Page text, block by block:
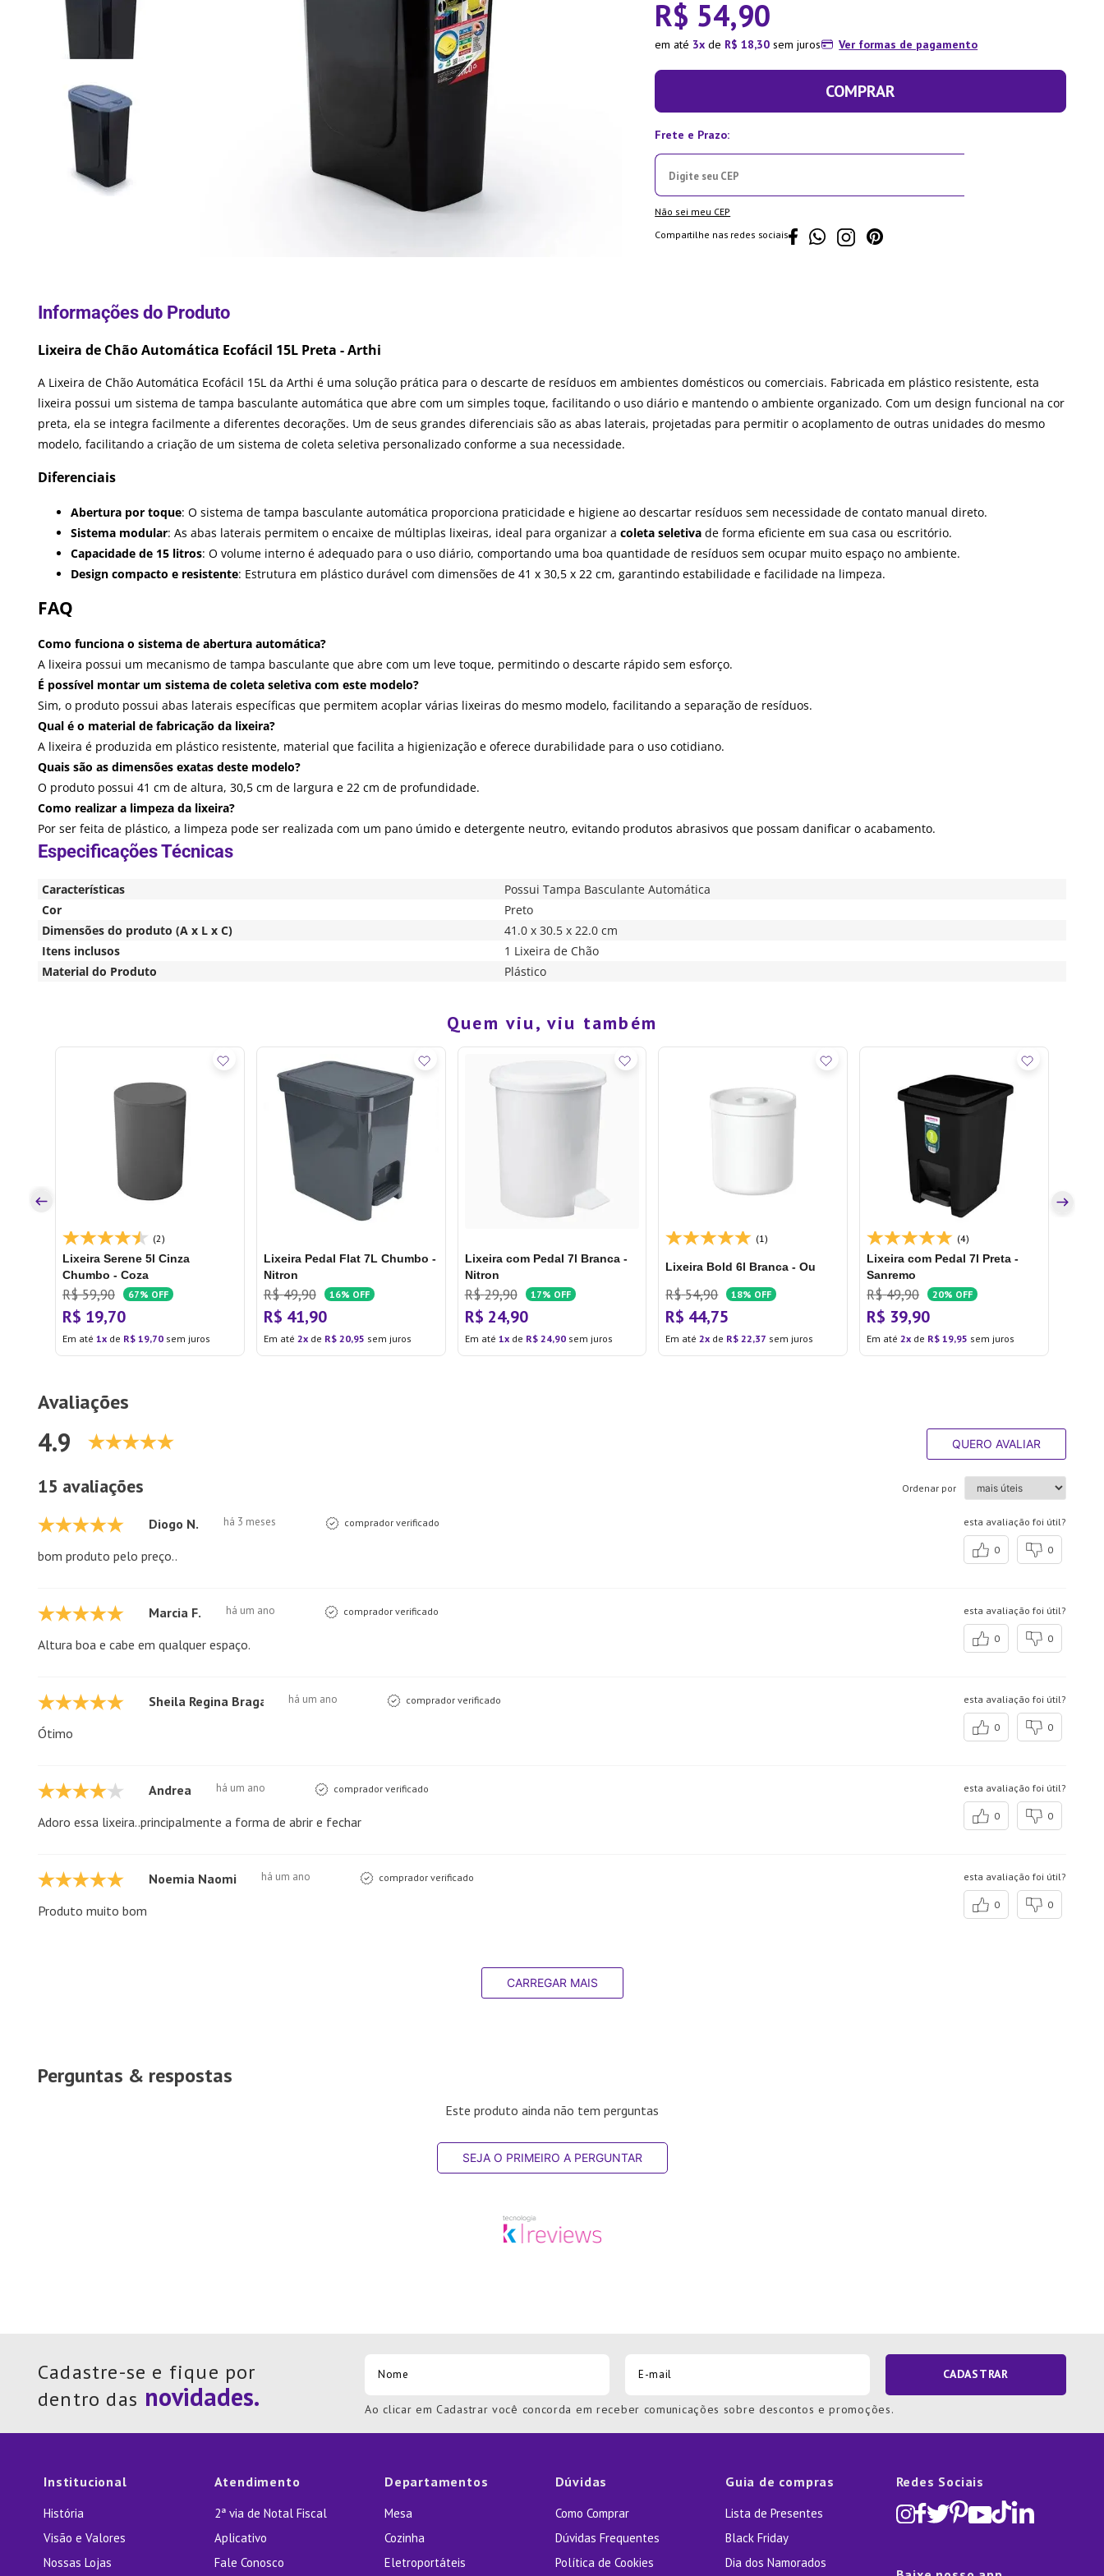
R$ 54,90
em até 3 de R$ 18,30 sem juros Ver formas de pagamento
COMPRAR
Não sei meu CEP
Compartilhe nas redes sociais
Lixeira de Chão Automática Ecofácil 15L Preta - Arthi
A Lixeira de Chão Automática Ecofácil 15L da Arthi é uma solução prática para o descarte de resíduos em ambientes domésticos ou comerciais. Fabricada em plástico resistente, esta
lixeira possui um sistema de tampa basculante automática que abre com um simples toque, facilitando o uso diário e mantendo o ambiente organizado. Com um design funcional na cor
preta, ela se integra facilmente a diferentes decorações. Um de seus grandes diferenciais são as abas laterais, projetadas para permitir o acoplamento de outras unidades do mesmo
modelo, facilitando a criação de um sistema de coleta seletiva personalizado conforme a sua necessidade.
Diferenciais
Abertura por toque: O sistema de tampa basculante automática proporciona praticidade e higiene ao descartar resíduos sem necessidade de contato manual direto.
Sistema modular: As abas laterais permitem o encaixe de múltiplas lixeiras, ideal para organizar a coleta seletiva de forma eficiente em sua casa ou escritório.
Capacidade de 15 litros: O volume interno é adequado para o uso diário, comportando uma boa quantidade de resíduos sem ocupar muito espaço no ambiente.
Design compacto e resistente: Estrutura em plástico durável com dimensões de 41 x 30,5 x 22 cm, garantindo estabilidade e facilidade na limpeza.
FAQ
Como funciona o sistema de abertura automática?
A lixeira possui um mecanismo de tampa basculante que abre com um leve toque, permitindo o descarte rápido sem esforço.
É possível montar um sistema de coleta seletiva com este modelo?
Sim, o produto possui abas laterais específicas que permitem acoplar várias lixeiras do mesmo modelo, facilitando a separação de resíduos.
Qual é o material de fabricação da lixeira?
A lixeira é produzida em plástico resistente, material que facilita a higienização e oferece durabilidade para o uso cotidiano.
Quais são as dimensões exatas deste modelo?
O produto possui 41 cm de altura, 30,5 cm de largura e 22 cm de profundidade.
Como realizar a limpeza da lixeira?
Por ser feita de plástico, a limpeza pode ser realizada com um pano úmido e detergente neutro, evitando produtos abrasivos que possam danificar o acabamento.
Características
Possui Tampa Basculante Automática
Cor
Preto
Dimensões do produto (A x L x C)
41.0 x 30.5 x 22.0 cm
Itens inclusos
1 Lixeira de Chão
Material do Produto
Plástico
Quem viu, viu também
(2)
Lixeira Serene 5l Cinza
Chumbo - Coza
R$ 59,90 67% OFF
R$ 19,70
Em até 1 de R$ 19,70sem juros
Lixeira Pedal Flat 7L Chumbo -
Nitron
R$ 49,90 16% OFF
R$ 41,90
Em até 2 de R$ 20,95 sem juros
Lixeira com Pedal 7l Branca -
Nitron
R$ 29,90 17% OFF
R$ 24,90
Em até 1 de R$ 24,90sem juros
(1)
Lixeira Bold 6l Branca - Ou
R$ 54,90 18% OFF
R$ 44,75
Em até 2 de R$ 22,37 sem juros
(4)
Lixeira com Pedal 7l Preta -
Sanremo
R$ 49,90 20% OFF
R$ 39,90
Em até 2 de R$ 19,95 sem juros
Avaliações
4.9 QUERO AVALIAR
15 avaliações Ordenar por
Diogo N. há 3 meses comprador verificado
bom produto pelo preço..
esta avaliação foi útil?
0 0
Marcia F. há um ano comprador verificado
Altura boa e cabe em qualquer espaço.
esta avaliação foi útil?
0 0
Sheila Regina Braga há um ano comprador verificado
Ótimo
esta avaliação foi útil?
0 0
Andrea há um ano comprador verificado
Adoro essa lixeira..principalmente a forma de abrir e fechar
esta avaliação foi útil?
0 0
Noemia Naomi há um ano comprador verificado
Produto muito bom
esta avaliação foi útil?
0 0
CARREGAR MAIS
Perguntas & respostas
Este produto ainda não tem perguntas
SEJA O PRIMEIRO A PERGUNTAR
Cadastre-se e fique por
dentro das
CADASTRAR
Ao clicar em Cadastrar você concorda em receber comunicações sobre descontos e promoções.
Institucional
História
Visão e Valores
Nossas Lojas
Atendimento
2ª via de Notal Fiscal
Aplicativo
Fale Conosco
Departamentos
Mesa
Cozinha
Eletroportáteis
Dúvidas
Como Comprar
Dúvidas Frequentes
Política de Cookies
Guia de compras
Lista de Presentes
Black Friday
Dia dos Namorados
Redes Sociais